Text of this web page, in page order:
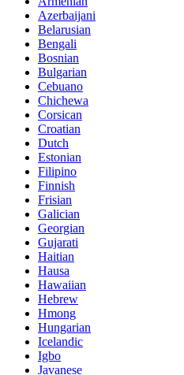
Azerbaijani
Belarusian
Bengali
Bosnian
Bulgarian
Cebuano
Chichewa
Corsican
Croatian
Dutch
Estonian
Filipino
Finnish
Frisian
Galician
Georgian
Gujarati
Haitian
Hausa
Hawaiian
Hebrew
Hmong
Hungarian
Icelandic
Igbo
Javanese